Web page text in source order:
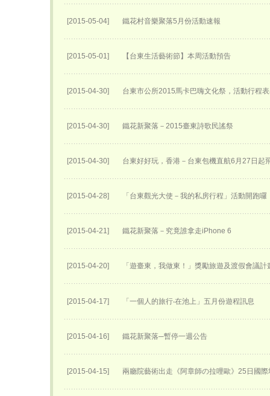
[2015-05-04] 鐵花村音樂聚落5月份活動速報
[2015-05-01] 【台東生活藝術節】本周活動預告
[2015-04-30] 台東市公所2015馬卡巴嗨文化祭，活動行程
[2015-04-30] 鐵花新聚落－2015臺東詩歌民謠祭
[2015-04-30] 台東好好玩，香港－台東包機直航6月27日​起
[2015-04-28] 「台東觀光大使－我的私房行程」活動開跑囉
[2015-04-21] 鐵花新聚落－究竟誰拿走iPhone 6
[2015-04-20] 「遊臺東，我做東！」獎勵旅遊及渡假會議計
[2015-04-17] 「一個人的旅行‧在池上」五月份遊程訊息
[2015-04-16] 鐵花新聚落─暫停一週公告
[2015-04-15] 兩廳院藝術出走《阿章師の拉哩歐》25日國